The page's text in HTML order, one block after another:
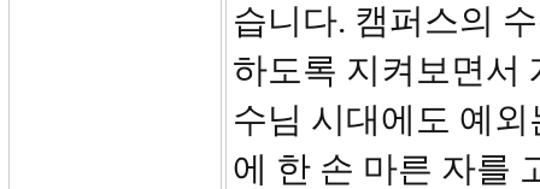
습니다. 캠퍼스의
하도록 지켜보면서
수님 시대에도 예
에 한 손 마른 자를